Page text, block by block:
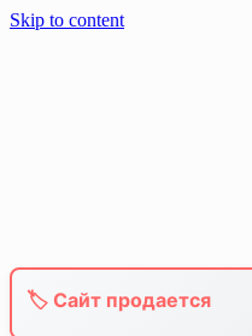
Skip to content
🏷️ Сайт продается